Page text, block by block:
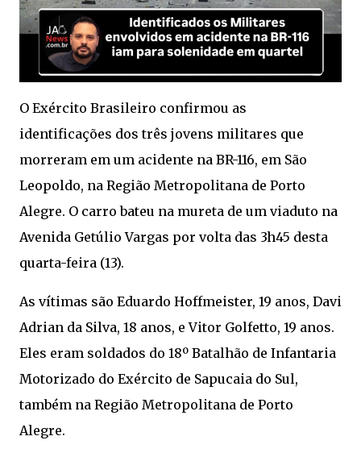
O Exército Brasileiro confirmou as
identificações dos três jovens militares que
morreram em um acidente na BR-116, em São
Leopoldo, na Região Metropolitana de Porto
Alegre. O carro bateu na mureta de um viaduto na
Avenida Getúlio Vargas por volta das 3h45 desta
quarta-feira (13).
As vítimas são Eduardo Hoffmeister, 19 anos, Davi
Adrian da Silva, 18 anos, e Vitor Golfetto, 19 anos.
Eles eram soldados do 18º Batalhão de Infantaria
Motorizado do Exército de Sapucaia do Sul,
também na Região Metropolitana de Porto
Alegre.